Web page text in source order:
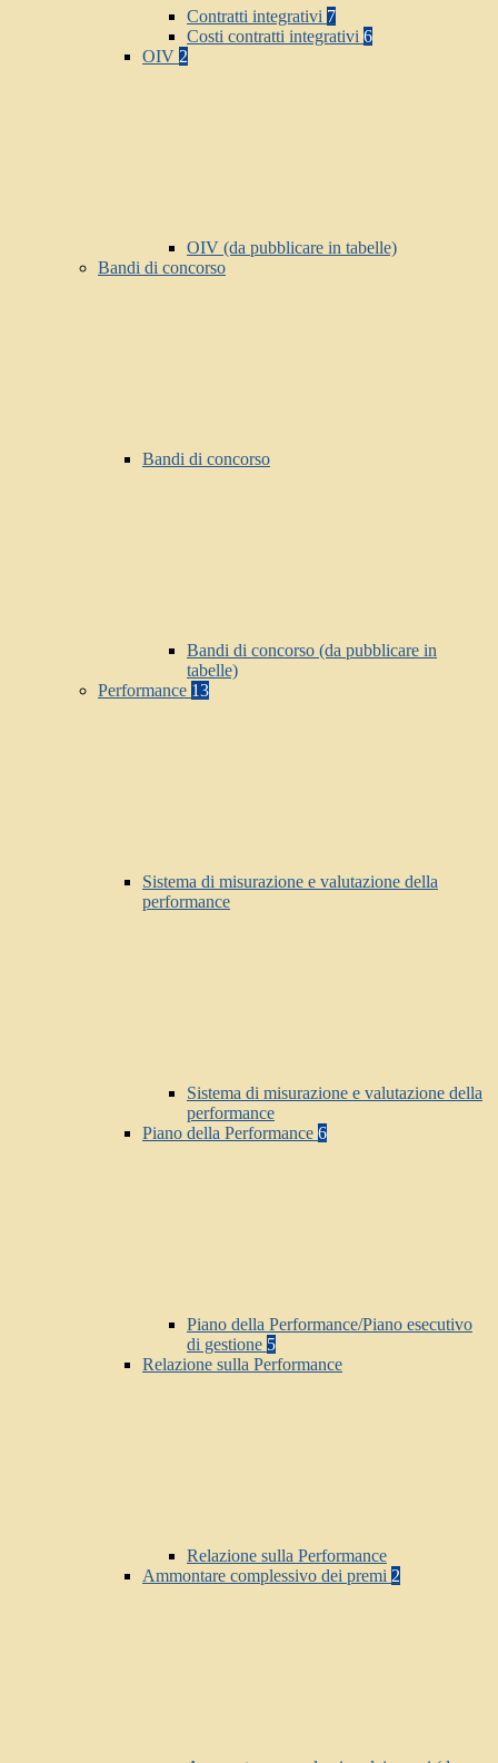
Contratti integrativi 7
Costi contratti integrativi 6
OIV 2
OIV (da pubblicare in tabelle)
Bandi di concorso
Bandi di concorso
Bandi di concorso (da pubblicare in
tabelle)
Performance 13
Sistema di misurazione e valutazione della
performance
Sistema di misurazione e valutazione della
performance
Piano della Performance 6
Piano della Performance/Piano esecutivo
di gestione 5
Relazione sulla Performance
Relazione sulla Performance
Ammontare complessivo dei premi 2